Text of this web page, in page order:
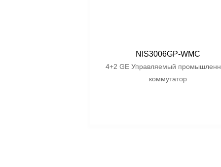
NIS3006GP-WMC
4+2 GE Управляемый
коммутатор